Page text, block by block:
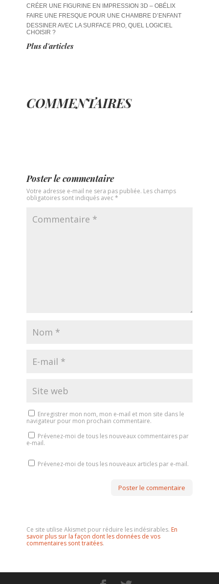
CRÉER UNE FIGURINE EN IMPRESSION 3D – OBÉLIX
FAIRE UNE FRESQUE POUR UNE CHAMBRE D’ENFANT
DESSINER AVEC LA SURFACE PRO, QUEL LOGICIEL
CHOISIR ?
Plus d'articles
COMMENTAIRES
Poster le commentaire
Votre adresse e-mail ne sera pas publiée. Les champs
obligatoires sont indiqués avec*
Enregistrer mon nom, mon e-mail et mon site dans le
navigateur pour mon prochain commentaire.
Prévenez-moi de tous les nouveaux commentaires par
e-mail.
Prévenez-moi de tous les nouveaux articles par e-mail.
Ce site utilise Akismet pour réduire les indésirables. En
savoir plus sur la façon dont les données de vos
commentaires sont traitées.